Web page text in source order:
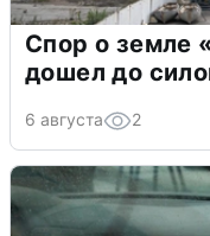
Спор о земле
дошел до
6 августа 2